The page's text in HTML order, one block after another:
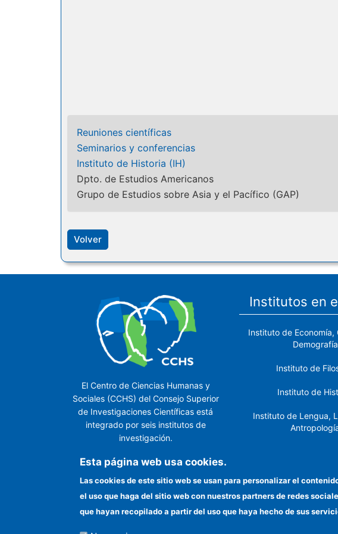
Reuniones científicas
Seminarios y conferencias
Instituto de Historia (IH)
Dpto. de Estudios Americanos
Grupo de Estudios sobre Asia y el Pacífico (GAP)
Volver
El Centro de Ciencias Humanas y
Sociales (CCHS) del Consejo Superior
de Investigaciones Científicas está
integrado por seis institutos de
investigación.
Institutos en
Instituto de Economía,
Demografía
Instituto de
Instituto de
Instituto de Lengua,
Próximo
Instituto de
Públicos
Esta página web usa cookies.
Las cookies de este sitio web se usan para personalizar el
el uso que haga del sitio web con nuestros partners de redes
que hayan recopilado a partir del uso que haya hecho de sus